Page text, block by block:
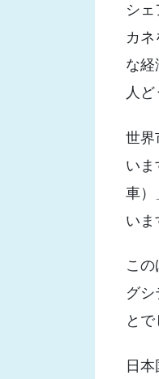
シ
カ
な経
人
世界
いま
車）
いま
こ
グ
とで
日